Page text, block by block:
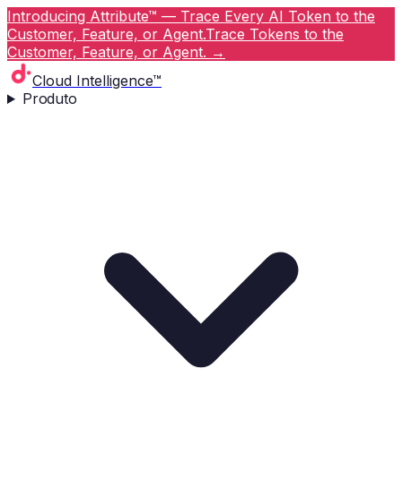
Introducing Attribute™ — Trace Every AI Token to the
Customer, Feature, or Agent.Trace Tokens to the
Customer, Feature, or Agent. →
Cloud Intelligence™
Produto